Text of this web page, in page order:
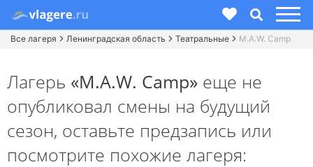
Все лагеря Ленинградская область Театральные M.A.W. Camp
Лагерь «M.A.W. Camp» еще не
опубликовал смены на будущий
сезон, оставьте предзапись или
посмотрите похожие лагеря: